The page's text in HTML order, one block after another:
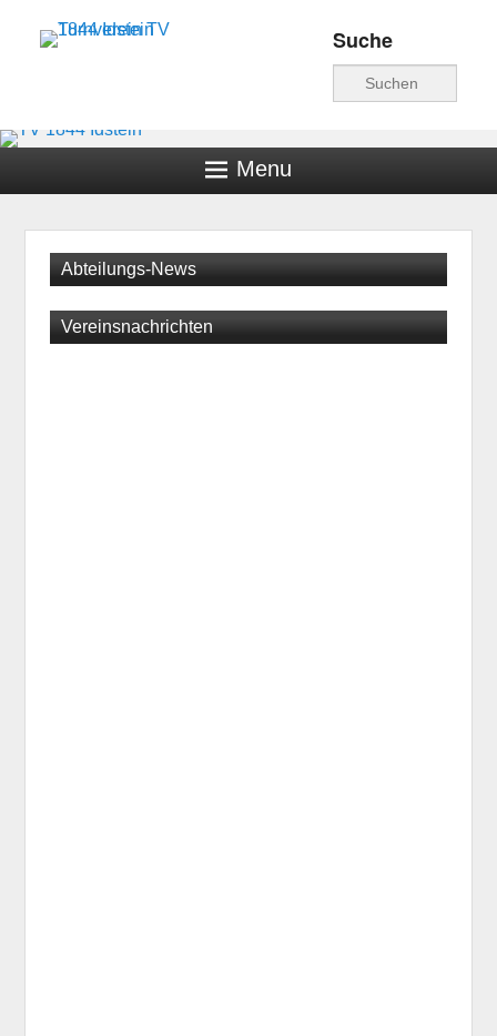
Turnverein TV 1844
Suche
Menu
Abteilungs-News
Vereinsnachrichten